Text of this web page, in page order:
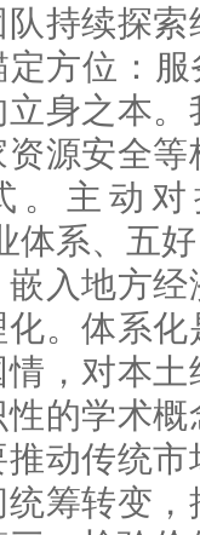
持续探
方位：
身之本
源安全
。主动
体系、五
入地方
。体系
，对本
的学术
动传统
筹转变